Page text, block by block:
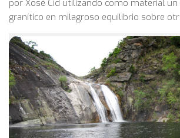
por Xosé Cid utilizando como material
granítico en milagroso equilibrio sobre